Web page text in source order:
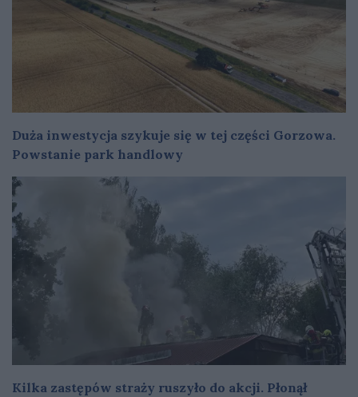
Duża inwestycja szykuje się w tej części Gorzowa.
Powstanie park handlowy
Kilka zastępów straży ruszyło do akcji. Płonął